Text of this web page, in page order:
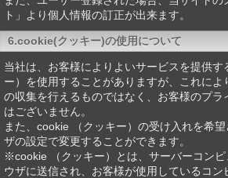
ト」より個人情報の訂正が出来ます。
6.cookie(クッキー)の使用について
当社は、お客様によりよいサービスを提供す
ー）を使用することがありますが、これによ
の収集を行えるものではなく、お客様のプラ
はございません。
また、cookie （クッキー）の受け入れを希
ザの設定で変更することができます。
※cookie （クッキー）とは、サーバーコン
ウザに送信され、お客様が使用しているコン